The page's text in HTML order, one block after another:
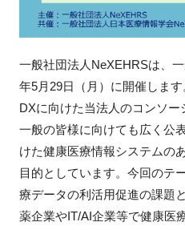
プログラム
インタビュー・コラム
ニュース・掲示板
LINK-Jを知る
特別会員
一般社団法人NeXEHRSは、
年5月29日（月）に開催しま
DXに向けた当法人のコンソ
一般の皆様に向けても広く公
けた健康医療情報システムの
目的としています。今回のテ
療データの利活用促進の課題
薬企業やIT/AI企業等で健康医